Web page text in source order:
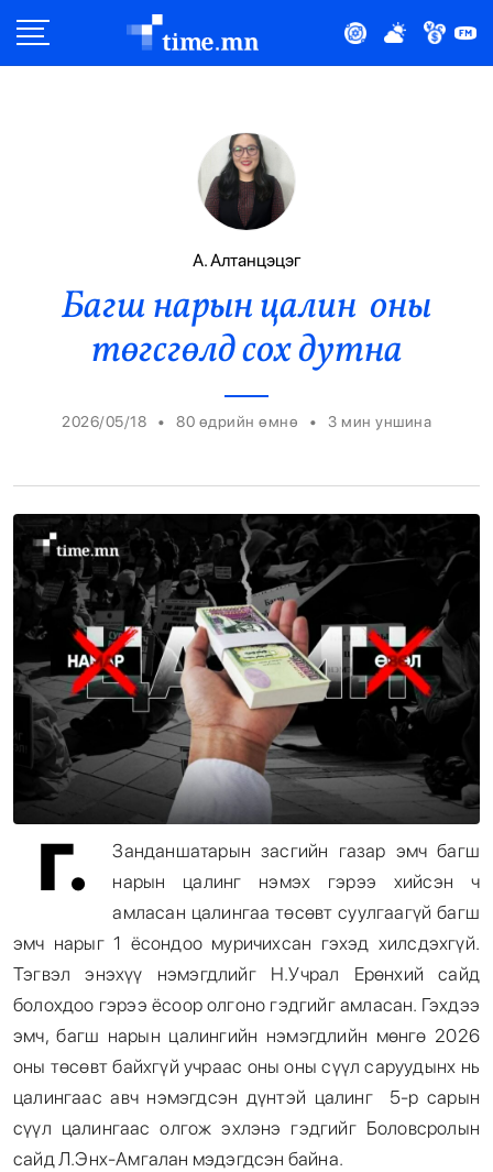
Эдийн Засаг
Нийтлэлчийн Булан
Эрүүл Мэнд
Орон Нутаг
Спорт
Энтертайнмент
Эрэн Сурвалжилга
А. Алтанцэцэг
Багш нарын цалин оны
төгсгөлд сох дутна
2026/05/18 • 80 өдрийн өмнө • 3 мин уншина
Г.
Занданшатарын засгийн газар эмч багш
нарын цалинг нэмэх гэрээ хийсэн ч
амласан цалингаа төсөвт суулгаагүй багш
эмч нарыг 1 ёсондоо муричихсан гэхэд хилсдэхгүй.
Тэгвэл энэхүү нэмэгдлийг Н.Учрал Ерөнхий сайд
болохдоо гэрээ ёсоор олгоно гэдгийг амласан. Гэхдээ
эмч, багш нарын цалингийн нэмэгдлийн мөнгө 2026
оны төсөвт байхгүй учраас оны оны сүүл саруудынх нь
цалингаас авч нэмэгдсэн дүнтэй цалинг 5-р сарын
сүүл цалингаас олгож эхлэнэ гэдгийг Боловсролын
сайд Л.Энх-Амгалан мэдэгдсэн байна.